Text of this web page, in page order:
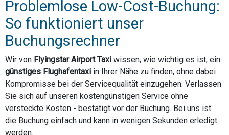
Problemlose Low-Cost-Buchung:
So funktioniert unser
Buchungsrechner
Wir von Flyingstar Airport Taxi wissen, wie wichtig es ist, ein
günstiges Flughafentaxi in Ihrer Nähe zu finden, ohne dabei
Kompromisse bei der Servicequalität einzugehen. Verlassen
Sie sich auf unseren kostengünstigen Service ohne
versteckte Kosten - bestätigt vor der Buchung. Bei uns ist
die Buchung einfach und kann in wenigen Sekunden erledigt
werden.